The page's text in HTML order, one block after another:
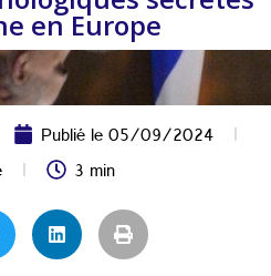
en Europe
Publié le05/09/2024
3 min